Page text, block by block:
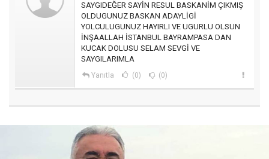
SAYGIDEĞER SAYİN RESUL BASKANİM ÇIKMIŞ
OLDUGUNUZ BASKAN ADAYLİGİ
YOLCULUGUNUZ HAYIRLI VE UGURLU OLSUN
İNŞAALLAH İSTANBUL BAYRAMPASA DAN
KUCAK DOLUSU SELAM SEVGİ VE
SAYGILARIMLA
Yanıtla (0) (0)